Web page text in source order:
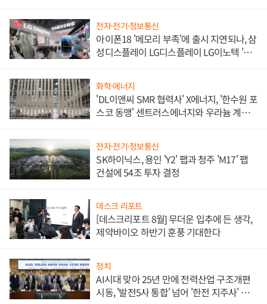
전자·전기·정보통신
아이폰18 '메모리 부족'에 출시 지연되나, 삼
성디스플레이 LG디스플레이 LG이노텍 '탈
화학·에너지
'DL이앤씨 SMR 협력사' X에너지, '한수원 포
스코 동맹' 센트러스에너지와 우라늄 계약
전자·전기·정보통신
SK하이닉스, 용인 'Y2' 팹과 청주 'M17' 팹
건설에 54조 투자 결정
데스크 리포트
[데스크리포트 8월] 무더운 입추에 든 생각,
제약바이오 하반기 훈풍 기대한다
정치
AI시대 맞아 25년 만에 전력산업 구조개편
시동, '발전5사 통합' 넘어 '한전 지주사' 재편